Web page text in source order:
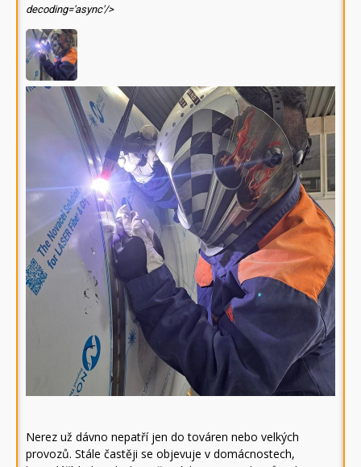
decoding='async'/>
Nerez už dávno nepatří jen do továren nebo velkých
provozů. Stále častěji se objevuje v domácnostech,